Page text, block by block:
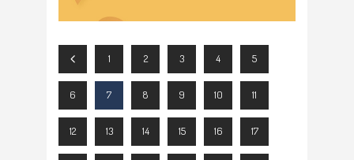
1 2 3 4 5
6 7 8 9 10 11
12 13 14 15 16 17